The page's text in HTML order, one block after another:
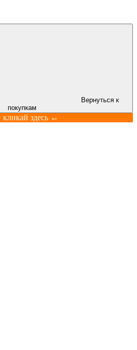
Вернуться к
покупкам
здесь ←